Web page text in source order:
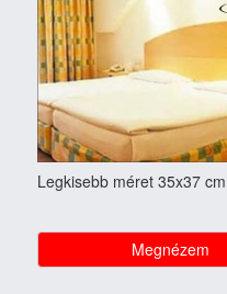
Legkisebb méret 35x37 cm
Megnézem